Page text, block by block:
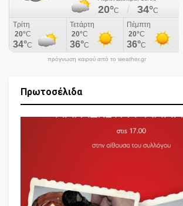
πρόγνωση καιρού από το weather.gr
Πρωτοσέλιδα